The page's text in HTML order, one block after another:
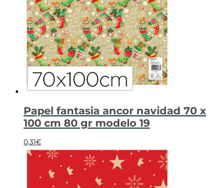
Papel fantasia ancor navidad 70 x
100 cm 80 gr modelo 19
0,31€